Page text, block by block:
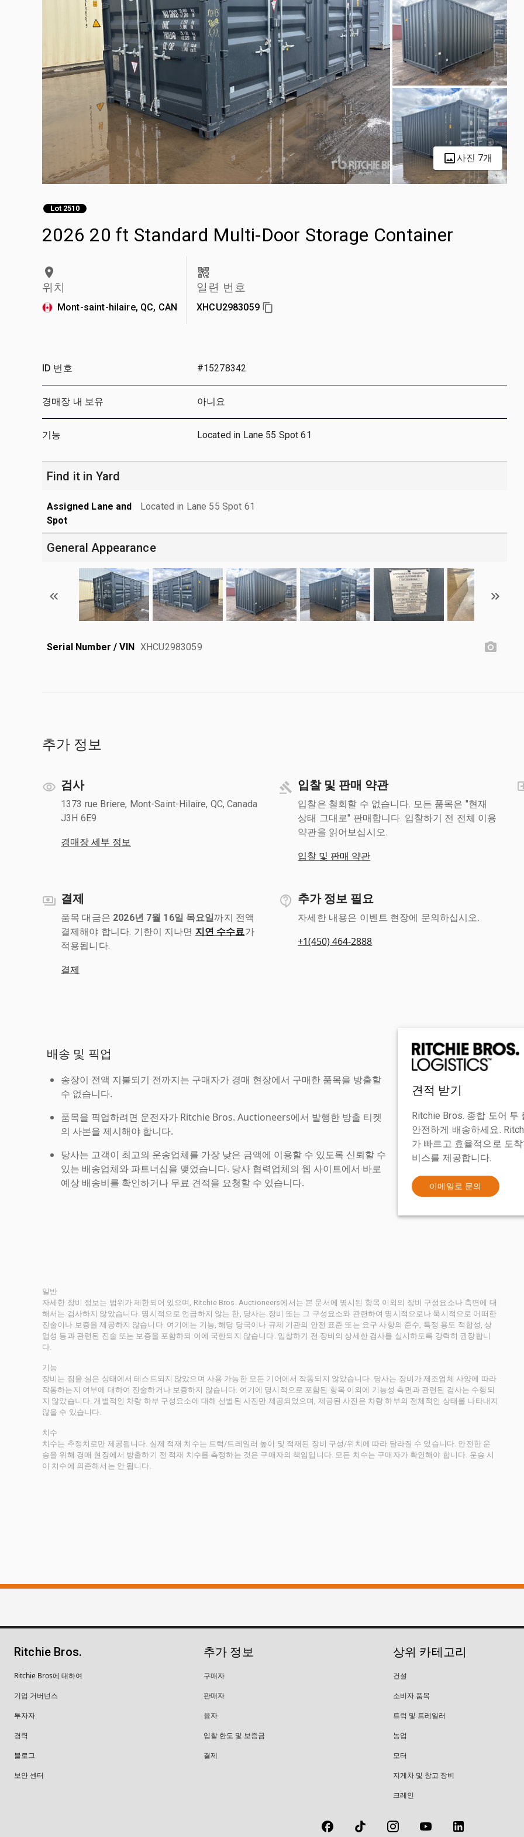
사진 7개
Lot 2510
2026 20 ft Standard Multi-Door Storage Container
위치
Mont-saint-hilaire, QC, CAN
일련 번호
XHCU2983059
ID 번호 #15278342
경매장 내 보유 아니요
기능 Located in Lane 55 Spot 61
Find it in Yard
Assigned Lane and
Spot
Located in Lane 55 Spot 61
General Appearance
Serial Number / VIN XHCU2983059
추가 정보
검사
1373 rue Briere, Mont-Saint-Hilaire, QC, Canada
J3H 6E9
경매장 세부 정보
입찰 및 판매 약관
입찰은 철회할 수 없습니다. 모든 품목은 "현재
상태 그대로" 판매합니다. 입찰하기 전 전체 이용
약관을 읽어보십시오.
입찰 및 판매 약관
결제
품목 대금은 2026년 7월 16일 목요일까지 전액
결제해야 합니다. 기한이 지나면 지연 수수료 가
적용됩니다.
결제
추가 정보 필요
자세한 내용은 이벤트 현장에 문의하십시오.
+1(450) 464-2888
배송 및 픽업
송장이 전액 지불되기 전까지는 구매자가 경매 현장에서 구매한 품목을 방출할
수 없습니다.
품목을 픽업하려면 운전자가 Ritchie Bros. Auctioneers에서 발행한 방출 티켓
의 사본을 제시해야 합니다.
당사는 고객이 최고의 운송업체를 가장 낮은 금액에 이용할 수 있도록 신뢰할 수
있는 배송업체와 파트너십을 맺었습니다. 당사 협력업체의 웹 사이트에서 바로
예상 배송비를 확인하거나 무료 견적을 요청할 수 있습니다.
견적 받기
Ritchie Bros. 종합 도어 투
안전하게 배송하세요.
가 빠르고 효율적으로 도
비스를 제공합니다.
이메일로 문의
일반
자세한 장비 정보는 범위가 제한되어 있으며, Ritchie Bros. Auctioneers에서는 본 문서에 명시된 항목 이외의 장비 구성요소나 측면에 대
해서는 검사하지 않았습니다. 명시적으로 언급하지 않는 한, 당사는 장비 또는 그 구성요소와 관련하여 명시적으로나 묵시적으로 어떠한
진술이나 보증을 제공하지 않습니다. 여기에는 기능, 해당 당국이나 규제 기관의 안전 표준 또는 요구 사항의 준수, 특정 용도 적합성, 상
업성 등과 관련된 진술 또는 보증을 포함하되 이에 국한되지 않습니다. 입찰하기 전 장비의 상세한 검사를 실시하도록 강력히 권장합니
다.
기능
장비는 짐을 실은 상태에서 테스트되지 않았으며 사용 가능한 모든 기어에서 작동되지 않았습니다. 당사는 장비가 제조업체 사양에 따라
작동하는지 여부에 대하여 진술하거나 보증하지 않습니다. 여기에 명시적으로 포함된 항목 이외에 기능성 측면과 관련된 검사는 수행되
지 않았습니다. 개별적인 차량 하부 구성요소에 대해 선별된 사진만 제공되었으며, 제공된 사진은 차량 하부의 전체적인 상태를 나타내지
않을 수 있습니다.
치수
치수는 추정치로만 제공됩니다. 실제 적재 치수는 트럭/트레일러 높이 및 적재된 장비 구성/위치에 따라 달라질 수 있습니다. 안전한 운
송을 위해 경매 현장에서 방출하기 전 적재 치수를 측정하는 것은 구매자의 책임입니다. 모든 치수는 구매자가 확인해야 합니다. 운송 시
이 치수에 의존해서는 안 됩니다.
Ritchie Bros.
Ritchie Bros에 대하여
기업 거버넌스
투자자
경력
블로그
보안 센터
추가 정보
구매자
판매자
융자
입찰 한도 및 보증금
결제
상위 카테고리
건설
소비자 품목
트럭 및 트레일러
농업
모터
지게차 및 창고 장비
크레인